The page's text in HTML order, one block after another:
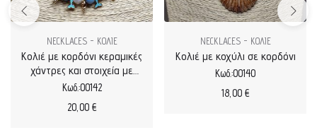
NECKLACES - ΚΟΛΙΕ
Κολιέ με κορδόνι κεραμικές
χάντρες και στοιχεία με
σμάλτο
Κωδ.:00142
20,00 €
NECKLACES - ΚΟΛΙΕ
Κολιέ με κοχύλι σε κορδόνι
Κωδ.:00140
18,00 €